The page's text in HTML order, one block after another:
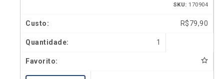
SKU: 170904
R$79,90
1